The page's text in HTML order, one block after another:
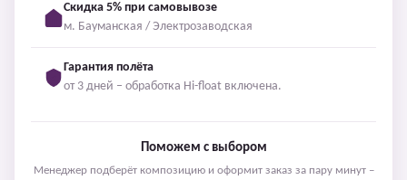
Скидка 5% при самовывозе
м. Бауманская / Электрозаводская
Гарантия полёта
от 3 дней – обработка Hi-float включена.
Поможем с выбором
Менеджер подберёт композицию и оформит заказ за пару минут –